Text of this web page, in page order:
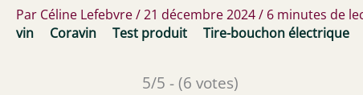
Par Céline Lefebvre/21 décembre 2024/ 6 minutes de
vin
Coravin Test produit Tire-bouchon électrique
5/5 - (6 votes)